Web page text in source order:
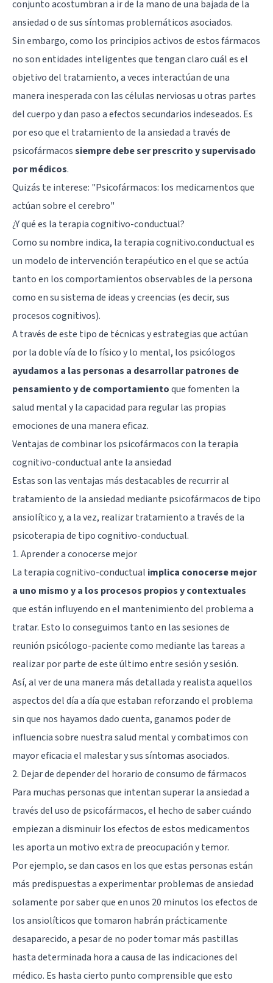
conjunto acostumbran a ir de la mano de una bajada de la
ansiedad o de sus síntomas problemáticos asociados.
Sin embargo, como los principios activos de estos fármacos
no son entidades inteligentes que tengan claro cuál es el
objetivo del tratamiento, a veces interactúan de una
manera inesperada con las células nerviosas u otras partes
del cuerpo y dan paso a efectos secundarios indeseados. Es
por eso que el tratamiento de la ansiedad a través de
psicofármacossiempre debe ser prescrito y supervisado
por médicos.
Quizás te interese: "Psicofármacos: los medicamentos que
actúan sobre el cerebro"
¿Y qué es la terapia cognitivo-conductual?
Como su nombre indica, la terapia cognitivo.conductual es
un modelo de intervención terapéutico en el que se actúa
tanto en los comportamientos observables de la persona
como en su sistema de ideas y creencias (es decir, sus
procesos cognitivos).
A través de este tipo de técnicas y estrategias que actúan
por la doble vía de lo físico y lo mental, los psicólogos
ayudamos a las personas a desarrollar patrones de
pensamiento y de comportamientoque fomenten la
salud mental y la capacidad para regular las propias
emociones de una manera eficaz.
Ventajas de combinar los psicofármacos con la terapia
cognitivo-conductual ante la ansiedad
Estas son las ventajas más destacables de recurrir al
tratamiento de la ansiedad mediante psicofármacos de tipo
ansiolítico y, a la vez, realizar tratamiento a través de la
psicoterapia de tipo cognitivo-conductual.
1. Aprender a conocerse mejor
La terapia cognitivo-conductual implica conocerse mejor
a uno mismo y a los procesos propios y contextuales
que están influyendo en el mantenimiento del problema a
tratar. Esto lo conseguimos tanto en las sesiones de
reunión psicólogo-paciente como mediante las tareas a
realizar por parte de este último entre sesión y sesión.
Así, al ver de una manera más detallada y realista aquellos
aspectos del día a día que estaban reforzando el problema
sin que nos hayamos dado cuenta, ganamos poder de
influencia sobre nuestra salud mental y combatimos con
mayor eficacia el malestar y sus síntomas asociados.
2. Dejar de depender del horario de consumo de fármacos
Para muchas personas que intentan superar la ansiedad a
través del uso de psicofármacos, el hecho de saber cuándo
empiezan a disminuir los efectos de estos medicamentos
les aporta un motivo extra de preocupación y temor.
Por ejemplo, se dan casos en los que estas personas están
más predispuestas a experimentar problemas de ansiedad
solamente por saber que en unos 20 minutos los efectos de
los ansiolíticos que tomaron habrán prácticamente
desaparecido, a pesar de no poder tomar más pastillas
hasta determinada hora a causa de las indicaciones del
médico. Es hasta cierto punto comprensible que esto